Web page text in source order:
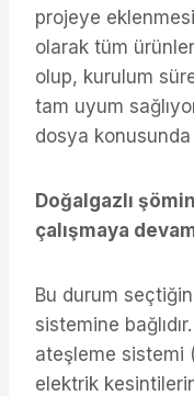
projeye
olarak tüm
olup, kurulum
tam uyum
dosya
Doğalgazlı
çalışmaya
Bu durum
sistemine
ateşleme sistemi
elektrik